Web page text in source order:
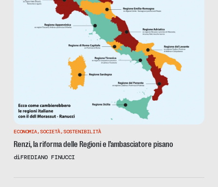
ECONOMIA, SOCIETÀ, SOSTENIBILITÀ
Renzi, la riforma delle Regioni e l’ambasciatore pisano
diFREDIANO FINUCCI